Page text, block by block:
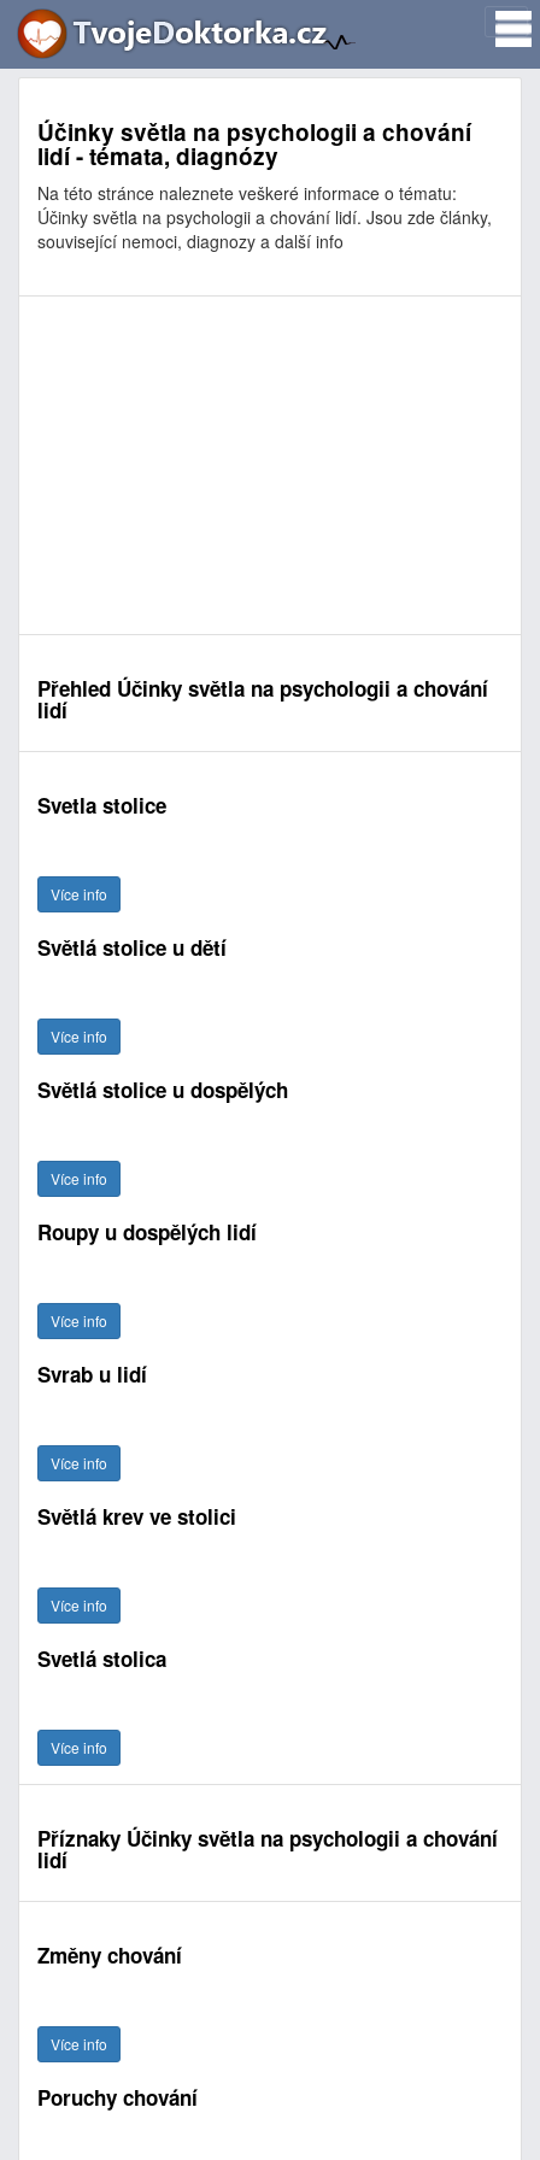
Účinky světla na psychologii a chování
lidí - témata, diagnózy
Na této stránce naleznete veškeré informace o tématu:
Účinky světla na psychologii a chování lidí. Jsou zde články,
související nemoci, diagnozy a další info
Přehled Účinky světla na psychologii a chování
lidí
Svetla stolice
Více info
Světlá stolice u dětí
Více info
Světlá stolice u dospělých
Více info
Roupy u dospělých lidí
Více info
Svrab u lidí
Více info
Světlá krev ve stolici
Více info
Svetlá stolica
Více info
Příznaky Účinky světla na psychologii a chování
lidí
Změny chování
Více info
Poruchy chování